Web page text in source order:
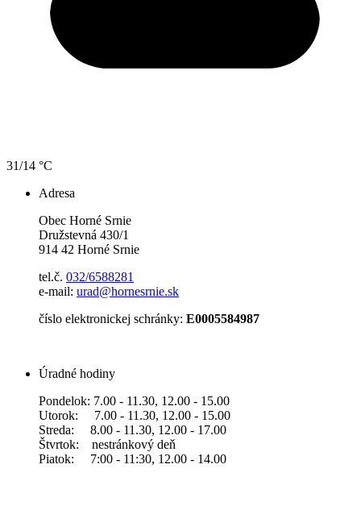
31/14 °C
Adresa
Obec Horné Srnie
Družstevná 430/1
914 42 Horné Srnie
tel.č. 032/6588281
e-mail: urad@hornesrnie.sk
číslo elektronickej schránky: E0005584987
Úradné hodiny
Pondelok: 7.00 - 11.30, 12.00 - 15.00
Utorok: 7.00 - 11.30, 12.00 - 15.00
Streda: 8.00 - 11.30, 12.00 - 17.00
Štvrtok: nestránkový deň
Piatok: 7:00 - 11:30, 12.00 - 14.00